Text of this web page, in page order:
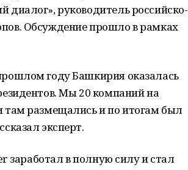
диалог», руководитель российско-
Обсуждение прошло в рамках
году Башкирия оказалась
Мы 20 компаний на
там размещались и по итогам был
эксперт.
заработал в полную силу и стал